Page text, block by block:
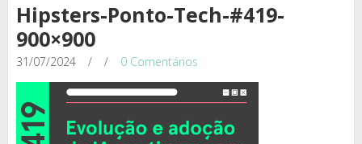
Hipsters-Ponto-Tech-#419-
900×900
31/07/2024 / / 0 Comentários